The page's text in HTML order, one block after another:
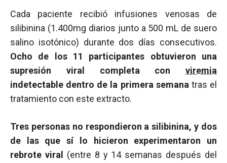
Cada paciente recibió infusiones venosas de
silibinina (1.400mg diarios junto a 500 mL de suero
salino isotónico) durante dos días consecutivos.
Ocho de los 11 participantes obtuvieron una
supresión viral completa con viremia
indetectable dentro de la primera semana tras el
tratamiento con este extracto.
Tres personas no respondieron a silibinina, y dos
de las que sí lo hicieron experimentaron un
rebrote viral
(entre 8 y 14 semanas después del